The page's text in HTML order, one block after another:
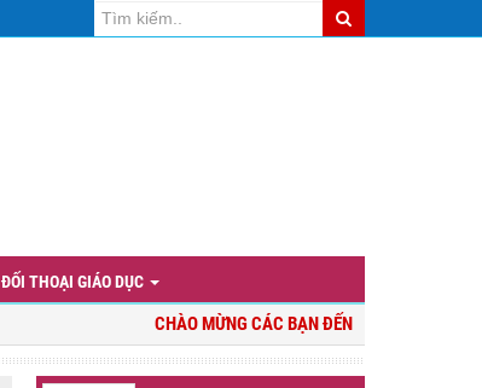
ĐỐI THOẠI GIÁO DỤC
CHÀO MỪNG CÁC BẠN ĐẾN VỚI WEBSITE